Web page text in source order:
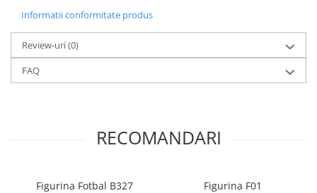
Informatii conformitate produs
Review-uri(0)
FAQ
RECOMANDARI
Figurina Fotbal B327
Figurina F01